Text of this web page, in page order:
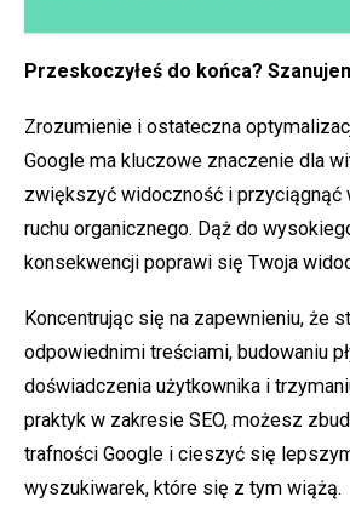
Przeskoczyłeś do końca?
Zrozumienie i ostateczna
Google ma kluczowe znaczenie dla
zwiększyć widoczność i
ruchu organicznego. Dąż do
konsekwencji poprawi się Twoja
Koncentrując się na zapewnieniu, że
odpowiednimi treściami, budowaniu
doświadczenia użytkownika i
praktyk w zakresie SEO, możesz
trafności Google i cieszyć się
wyszukiwarek, które się z tym wiążą.